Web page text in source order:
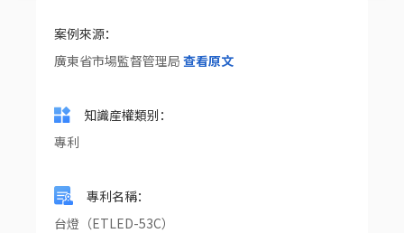
案例來源：
廣東省市場監督管理局 查看原文
知識産權類别 ：
專利
專利名稱：
台燈（ETLED-53C）